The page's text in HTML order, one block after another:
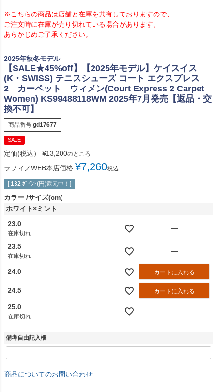
※こちらの商品は店舗と在庫を共有しておりますので、
ご注文時に在庫が売り切れている場合があります。
あらかじめご了承ください。
2025年秋冬モデル
【SALE★45%off】【2025年モデル】ケイスイス
(K・SWISS) テニスシューズ コート エクスプレス
2 カーペット ウィメン(Court Express 2 Carpet
Women) KS99488118WM 2025年7月発売【返品・交
換不可】
商品番号 gd17677
SALE
定価(税込） ¥13,200のところ
ラフィノWEB本店価格 ¥7,260税込
[ 132 ﾎﾟｲﾝﾄ(円)還元中！]
カラー サイズ(cm)
ホワイト×ミント
23.0
在庫切れ
—
23.5
在庫切れ
—
24.0 カートに入れる
24.5 カートに入れる
25.0
在庫切れ
—
備考自由記入欄
商品についてのお問い合わせ